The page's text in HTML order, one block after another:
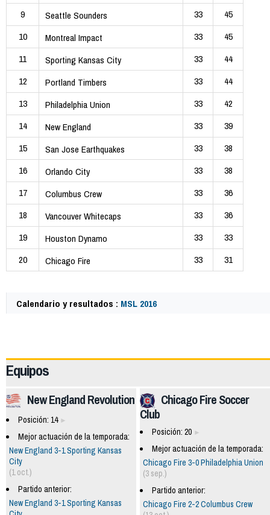
9
Seattle Sounders 33
45
10
Montreal Impact 33
45
11
Sporting Kansas City 33
44
12
Portland Timbers 33
44
13
Philadelphia Union 33
42
14
New England 33
39
15
San Jose Earthquakes 33
38
16
Orlando City 33
38
17
Columbus Crew 33
36
18
Vancouver Whitecaps 33
36
19
Houston Dynamo 33
33
20
Chicago Fire 33 31
Calendario y resultados : MSL 2016
Equipos
Chicago Fire Soccer
Club
Posición: 20
Mejor actuación de la temporada:
Chicago Fire 3-0 Philadelphia Union
(3 sep.)
Partido anterior:
Chicago Fire 2-2 Columbus Crew
New England Revolution
Posición: 14
Mejor actuación de la temporada:
New England 3-1 Sporting Kansas
City
(1 oct.)
Partido anterior:
New England 3-1 Sporting Kansas